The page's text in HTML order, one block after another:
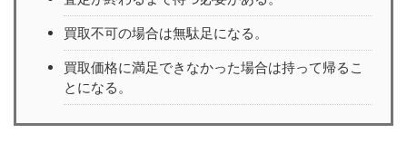
買取不可の場合は無駄足になる。
買取価格に満足できなかった場合は持って帰るこ
とになる。